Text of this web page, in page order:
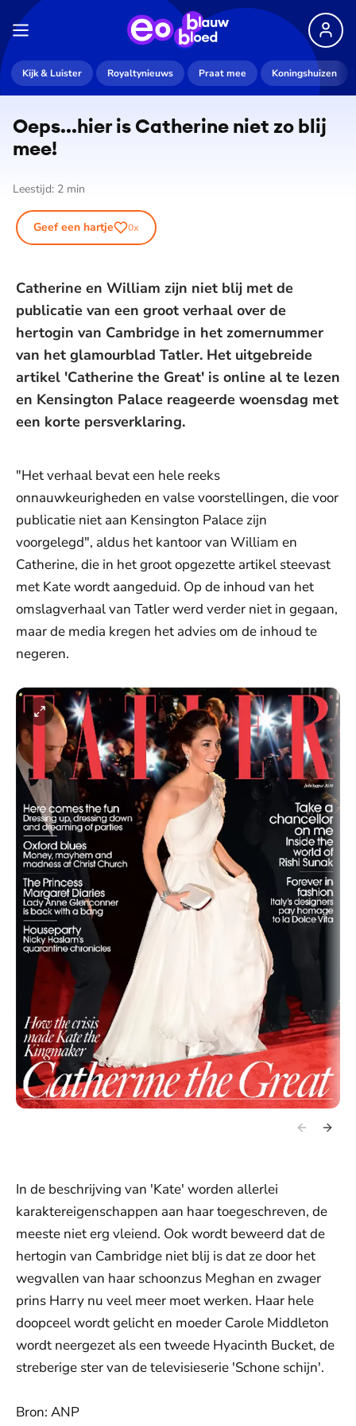
Kijk & Luister Royaltynieuws Praat mee Koningshuizen
Oeps...hier is Catherine niet zo blij
mee!
Leestijd: 2 min
Geef een hartje 0x
Catherine en William zijn niet blij met de
publicatie van een groot verhaal over de
hertogin van Cambridge in het zomernummer
van het glamourblad Tatler. Het uitgebreide
artikel 'Catherine the Great' is online al te lezen
en Kensington Palace reageerde woensdag met
een korte persverklaring.
"Het verhaal bevat een hele reeks
onnauwkeurigheden en valse voorstellingen, die voor
publicatie niet aan Kensington Palace zijn
voorgelegd", aldus het kantoor van William en
Catherine, die in het groot opgezette artikel steevast
met Kate wordt aangeduid. Op de inhoud van het
omslagverhaal van Tatler werd verder niet in gegaan,
maar de media kregen het advies om de inhoud te
negeren.
In de beschrijving van 'Kate' worden allerlei
karaktereigenschappen aan haar toegeschreven, de
meeste niet erg vleiend. Ook wordt beweerd dat de
hertogin van Cambridge niet blij is dat ze door het
wegvallen van haar schoonzus Meghan en zwager
prins Harry nu veel meer moet werken. Haar hele
doopceel wordt gelicht en moeder Carole Middleton
wordt neergezet als een tweede Hyacinth Bucket, de
streberige ster van de televisieserie 'Schone schijn'.
Bron: ANP